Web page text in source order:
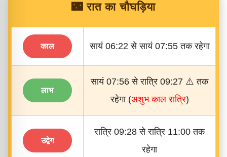
🌃 रात का चौघड़िया
काल सायं 06:22 से सायं 07:55 तक रहेगा
लाभ
सायं 07:56 से रात्रि 09:27 ⚠️ तक
रहेगा (अशुभ काल रात्रि)
उद्वेग
रात्रि 09:28 से रात्रि 11:00 तक
रहेगा